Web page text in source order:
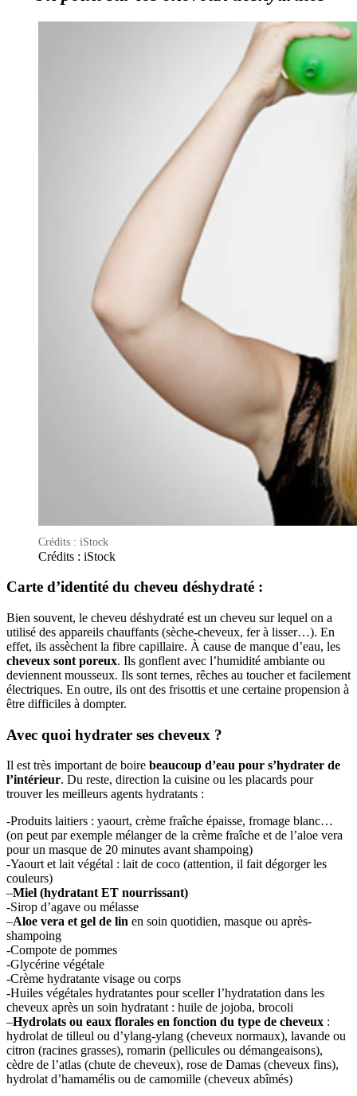
Crédits : iStock
Crédits : iStock
Carte d’identité du cheveu déshydraté :
Bien souvent, le cheveu déshydraté est un cheveu sur lequel on a
utilisé des appareils chauffants (sèche-cheveux, fer à lisser…). En
effet, ils assèchent la fibre capillaire. À cause de manque d’eau, les
cheveux sont poreux. Ils gonflent avec l’humidité ambiante ou
deviennent mousseux. Ils sont ternes, rêches au toucher et facilement
électriques. En outre, ils ont des frisottis et une certaine propension à
être difficiles à dompter.
Avec quoi hydrater ses cheveux ?
Il est très important de boire beaucoup d’eau pour s’hydrater de
l’intérieur. Du reste, direction la cuisine ou les placards pour
trouver les meilleurs agents hydratants :
-Produits laitiers : yaourt, crème fraîche épaisse, fromage blanc…
(on peut par exemple mélanger de la crème fraîche et de l’aloe vera
pour un masque de 20 minutes avant shampoing)
-Yaourt et lait végétal : lait de coco (attention, il fait dégorger les
couleurs)
–Miel (hydratant ET nourrissant)
-Sirop d’agave ou mélasse
–Aloe vera et gel de lin en soin quotidien, masque ou après-
shampoing
-Compote de pommes
-Glycérine végétale
-Crème hydratante visage ou corps
-Huiles végétales hydratantes pour sceller l’hydratation dans les
cheveux après un soin hydratant : huile de jojoba, brocoli
–Hydrolats ou eaux florales en fonction du type de cheveux :
hydrolat de tilleul ou d’ylang-ylang (cheveux normaux), lavande ou
citron (racines grasses), romarin (pellicules ou démangeaisons),
cèdre de l’atlas (chute de cheveux), rose de Damas (cheveux fins),
hydrolat d’hamamélis ou de camomille (cheveux abîmés)